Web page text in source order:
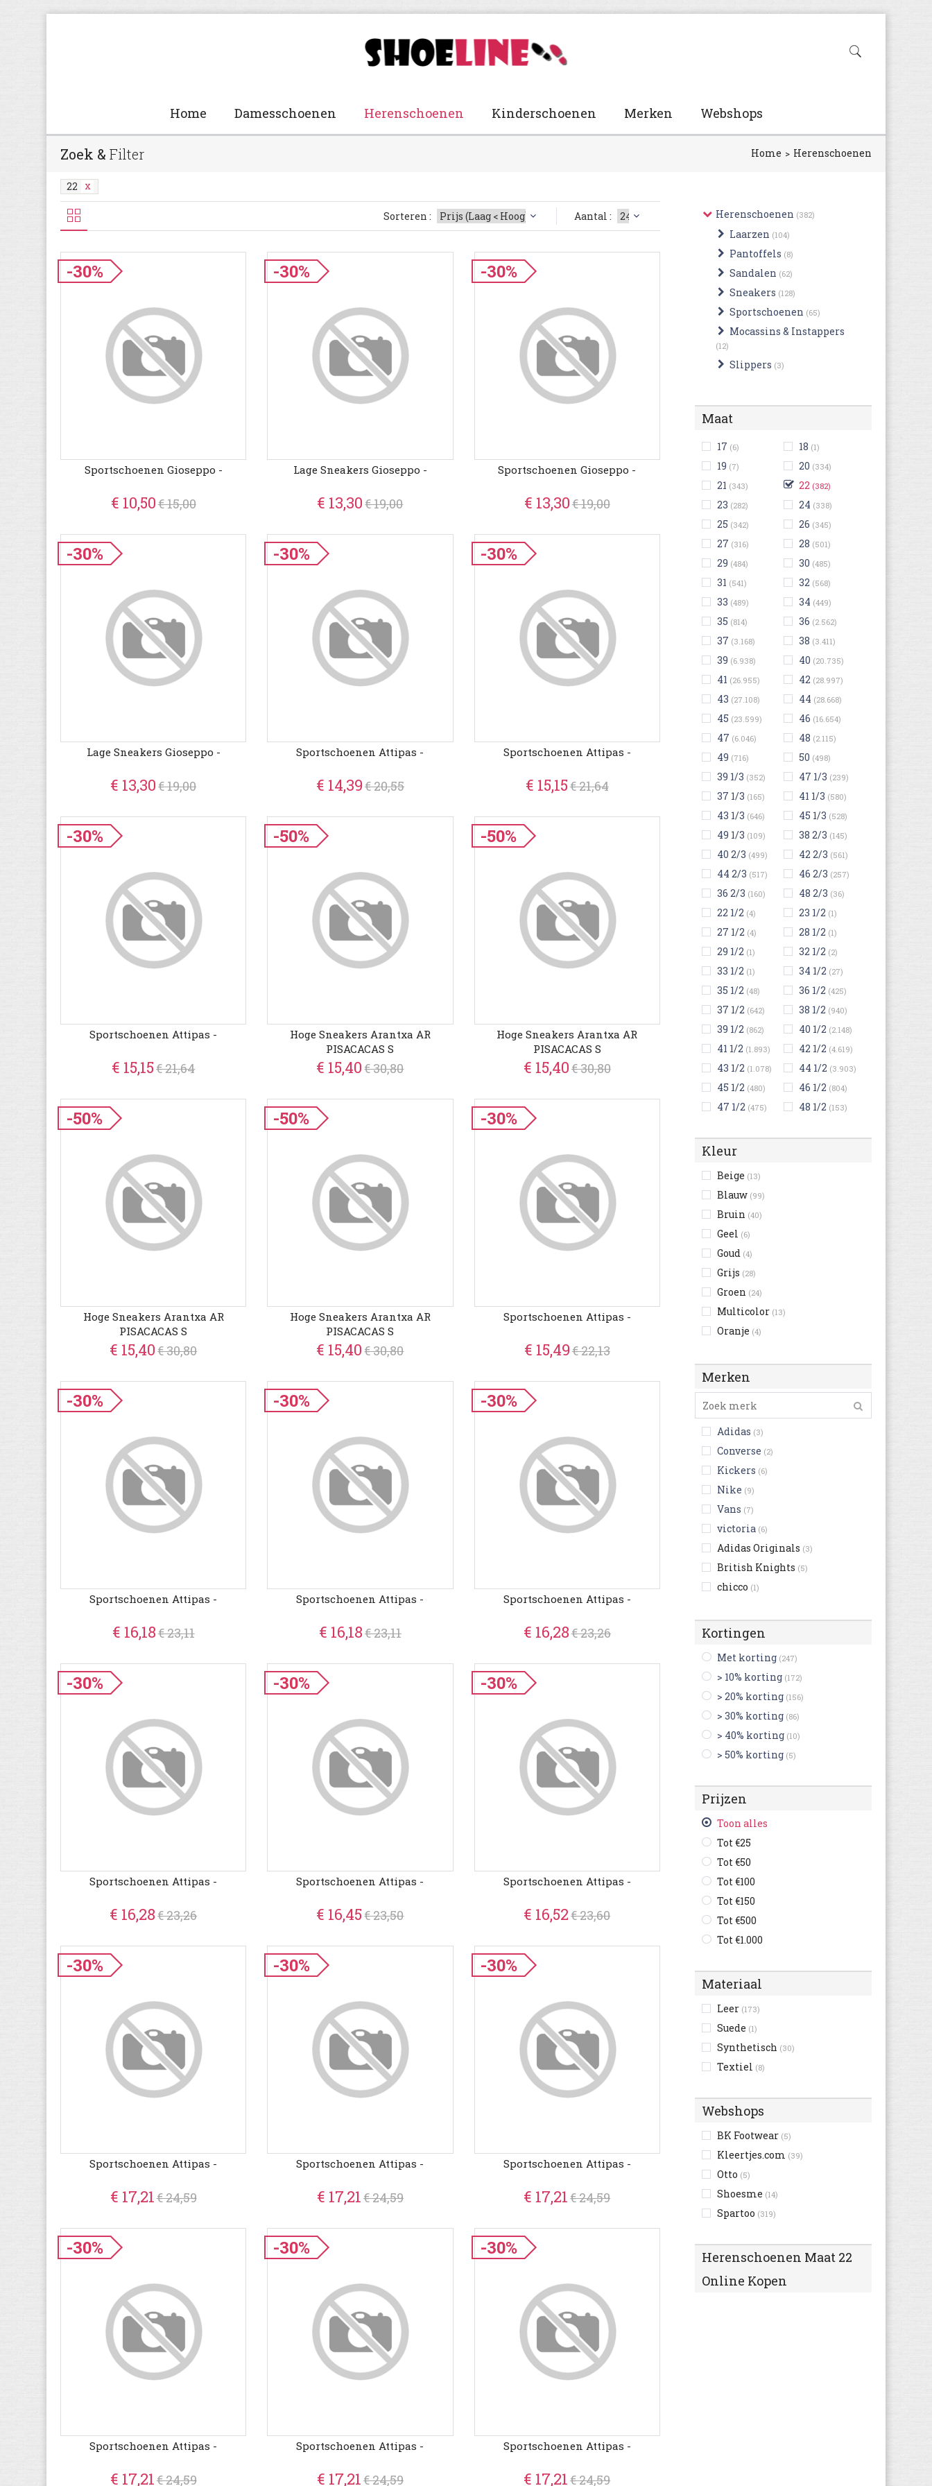
Home Damesschoenen Herenschoenen Kinderschoenen Merken Webshops
Zoek & Filter Home Herenschoenen
22
Herenschoenen (382)
Laarzen (104)
Pantoffels (8)
Sandalen (62)
Sneakers (128)
Sportschoenen (65)
Mocassins & Instappers
(12)
Slippers (3)
Maat
17 (6) 18 (1)
19 (7) 20 (334)
21 (343) 22 (382)
23 (282) 24 (338)
25 (342) 26 (345)
27 (316) 28 (501)
29 (484) 30 (485)
31 (541) 32 (568)
33 (489) 34 (449)
35 (814) 36 (2.562)
37 (3.168) 38 (3.411)
39 (6.938) 40 (20.735)
41 (26.955) 42 (28.997)
43 (27.108) 44 (28.668)
45 (23.599) 46 (16.654)
47 (6.046) 48 (2.115)
49 (716) 50 (498)
39 1/3 (352) 47 1/3 (239)
37 1/3 (165) 41 1/3 (580)
43 1/3 (646) 45 1/3 (528)
49 1/3 (109) 38 2/3 (145)
40 2/3 (499) 42 2/3 (561)
44 2/3 (517) 46 2/3 (257)
36 2/3 (160) 48 2/3 (36)
22 1/2 (4) 23 1/2 (1)
27 1/2 (4) 28 1/2 (1)
29 1/2 (1) 32 1/2 (2)
33 1/2 (1) 34 1/2 (27)
35 1/2 (48) 36 1/2 (425)
37 1/2 (642) 38 1/2 (940)
39 1/2 (862) 40 1/2 (2.148)
41 1/2 (1.893) 42 1/2 (4.619)
43 1/2 (1.078) 44 1/2 (3.903)
45 1/2 (480) 46 1/2 (804)
47 1/2 (475) 48 1/2 (153)
Kleur
Beige (13)
Blauw (99)
Bruin (40)
Geel (6)
Goud (4)
Grijs (28)
Groen (24)
Multicolor (13)
Oranje (4)
Roze
Wit(48)
Zilver(5)
Zwart(27)
Merken
Adidas (3)
Converse (2)
Kickers (6)
Nike (9)
Vans (7)
victoria (6)
Adidas Originals (3)
British Knights (5)
chicco (1)
Dr. Martens
Gioseppo (4)
Havaianas (1)
Levi's
LICO
LumberJack(2)
Natik
Pablosky
Pinocchio
Puma(4)
Reebok
Reef(2)
Shoesme
Tommy Hilfiger
Kortingen
Met korting (247)
> 10% korting (172)
> 20% korting (156)
> 30% korting (86)
> 40% korting (10)
> 50% korting (5)
Prijzen
Toon alles
Tot €25
Tot €50
Tot €100
Tot €150
Tot €500
Tot €1.000
Materiaal
Leer (173)
Suede (1)
Synthetisch (30)
Textiel (8)
Webshops
BK Footwear (5)
Kleertjes.com (39)
Otto (5)
Shoesme (14)
Spartoo (319)
Herenschoenen Maat 22
Online Kopen
Sorteren : Aantal :
-30%
Sportschoenen Gioseppo -
€ 10,50€ 15,00
-30%
Lage Sneakers Gioseppo -
€ 13,30€ 19,00
-30%
Sportschoenen Gioseppo -
€ 13,30€ 19,00
-30%
Lage Sneakers Gioseppo -
€ 13,30€ 19,00
-30%
Sportschoenen Attipas -
€ 14,39€ 20,55
-30%
Sportschoenen Attipas -
€ 15,15€ 21,64
-30%
Sportschoenen Attipas -
€ 15,15€ 21,64
-50%
Hoge Sneakers Arantxa AR
PISACACAS S
€ 15,40€ 30,80
-50%
Hoge Sneakers Arantxa AR
PISACACAS S
€ 15,40€ 30,80
-50%
Hoge Sneakers Arantxa AR
PISACACAS S
€ 15,40€ 30,80
-50%
Hoge Sneakers Arantxa AR
PISACACAS S
€ 15,40€ 30,80
-30%
Sportschoenen Attipas -
€ 15,49€ 22,13
-30%
Sportschoenen Attipas -
€ 16,18€ 23,11
-30%
Sportschoenen Attipas -
€ 16,18€ 23,11
-30%
Sportschoenen Attipas -
€ 16,28€ 23,26
-30%
Sportschoenen Attipas -
€ 16,28€ 23,26
-30%
Sportschoenen Attipas -
€ 16,45€ 23,50
-30%
Sportschoenen Attipas -
€ 16,52€ 23,60
-30%
Sportschoenen Attipas -
€ 17,21€ 24,59
-30%
Sportschoenen Attipas -
€ 17,21€ 24,59
-30%
Sportschoenen Attipas -
€ 17,21€ 24,59
-30%
Sportschoenen Attipas -
€ 17,21€ 24,59
-30%
Sportschoenen Attipas -
€ 17,21€ 24,59
-30%
Sportschoenen Attipas -
€ 17,21€ 24,59